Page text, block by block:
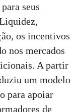
seus
os incentivos
nos mercados
A partir
um modelo
para apoiar
de